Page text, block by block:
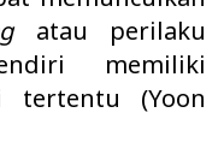
atau perilaku
memiliki
tertentu (Yoon